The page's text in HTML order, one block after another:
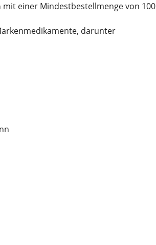
einer Mindestbestellmenge von 100
darunter